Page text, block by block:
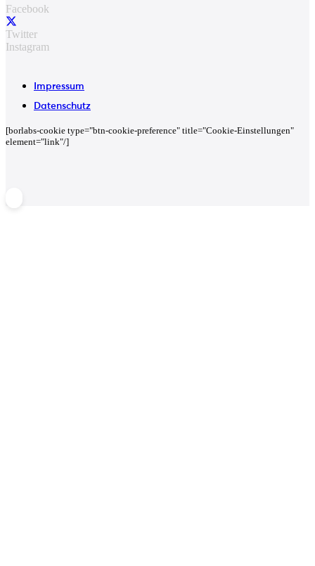
Facebook
Twitter
Instagram
Impressum
Datenschutz
[borlabs-cookie type="btn-cookie-preference" title="Cookie-Einstellungen"
element="link"/]